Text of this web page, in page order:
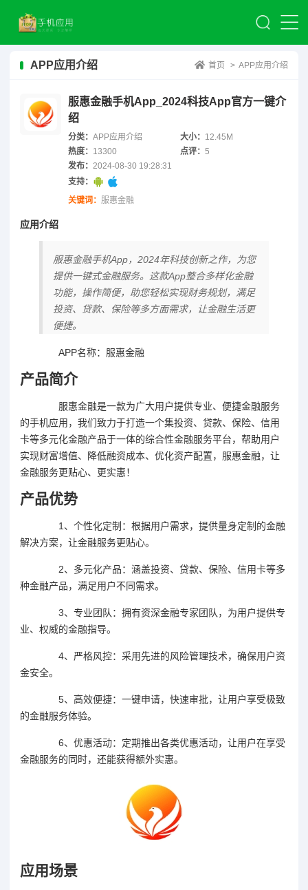
APP应用介绍 首页 > APP应用介绍
服惠金融手机App_2024科技App官方一键介
绍
分类： APP应用介绍 大小： 12.45M
热度： 13300 点评：5
发布： 2024-08-30 19:28:31
支持：
关键词： 服惠金融
应用介绍
服惠金融手机App，2024年科技创新之作，为您
提供一键式金融服务。这款App整合多样化金融
功能，操作简便，助您轻松实现财务规划，满足
投资、贷款、保险等多方面需求，让金融生活更
便捷。
APP名称：服惠金融
产品简介
服惠金融是一款为广大用户提供专业、便捷金融服务
的手机应用，我们致力于打造一个集投资、贷款、保险、信用
卡等多元化金融产品于一体的综合性金融服务平台，帮助用户
实现财富增值、降低融资成本、优化资产配置，服惠金融，让
金融服务更贴心、更实惠！
产品优势
1、个性化定制：根据用户需求，提供量身定制的金融
解决方案，让金融服务更贴心。
2、多元化产品：涵盖投资、贷款、保险、信用卡等多
种金融产品，满足用户不同需求。
3、专业团队：拥有资深金融专家团队，为用户提供专
业、权威的金融指导。
4、严格风控：采用先进的风险管理技术，确保用户资
金安全。
5、高效便捷：一键申请，快速审批，让用户享受极致
的金融服务体验。
6、优惠活动：定期推出各类优惠活动，让用户在享受
金融服务的同时，还能获得额外实惠。
应用场景